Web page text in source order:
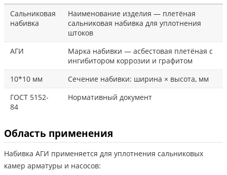
Сальниковая
набивка
Наименование изделия — плетёная
сальниковая набивка для уплотнения
штоков
АГИ
Марка набивки — асбестовая плетёная с
ингибитором коррозии и графитом
10*10 мм
Сечение набивки: ширина × высота, мм
ГОСТ 5152-
84
Нормативный документ
Область применения
Набивка АГИ применяется для уплотнения сальниковых
камер арматуры и насосов: